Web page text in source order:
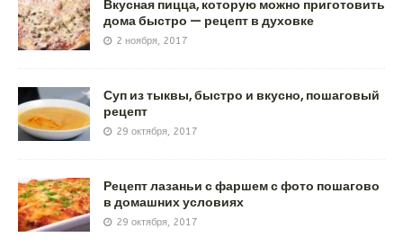
Вкусная пицца, которую можно приготовить
дома быстро — рецепт в духовке
2 ноября, 2017
Суп из тыквы, быстро и вкусно, пошаговый
рецепт
29 октября, 2017
Рецепт лазаньи с фаршем с фото пошагово
в домашних условиях
29 октября, 2017